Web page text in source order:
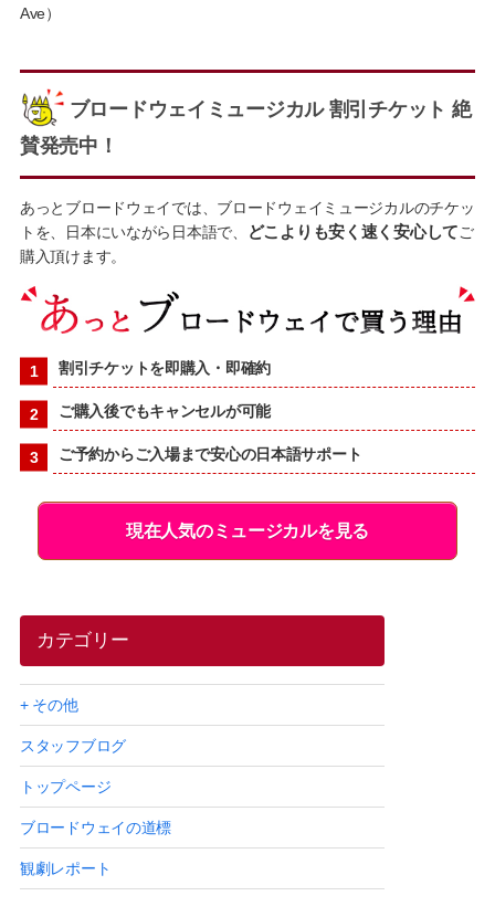
Ave）
ブロードウェイミュージカル 割引チケット 絶
賛発売中！
あっとブロードウェイでは、ブロードウェイミュージカルのチケッ
トを、日本にいながら日本語で、
どこよりも安く速く安心してご
購入頂けます。
割引チケットを即購入・即確約
ご購入後でもキャンセルが可能
ご予約からご入場まで安心の日本語サポート
現在人気のミュージカルを見る
カテゴリー
+ その他
スタッフブログ
トップページ
ブロードウェイの道標
観劇レポート